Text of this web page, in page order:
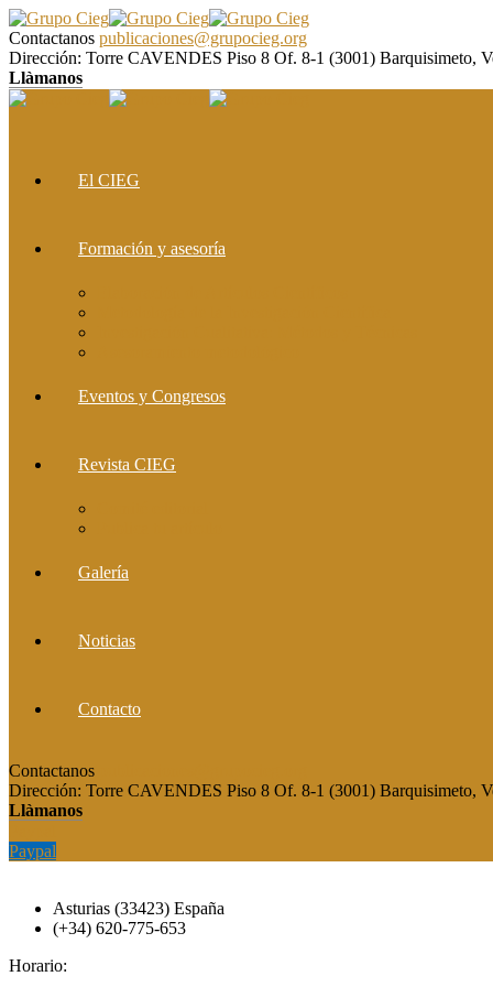
Contactanos publicaciones@grupocieg.org
Dirección: Torre CAVENDES Piso 8 Of. 8-1 (3001) Barquisimeto,
Llàmanos
El CIEG
Formación y asesoría
Eventos y Congresos
Revista CIEG
Galería
Noticias
Contacto
Contactanos
Dirección: Torre CAVENDES Piso 8 Of. 8-1 (3001) Barquisimeto,
Llàmanos
Paypal
Asturias (33423) España
(+34) 620-775-653
Horario: